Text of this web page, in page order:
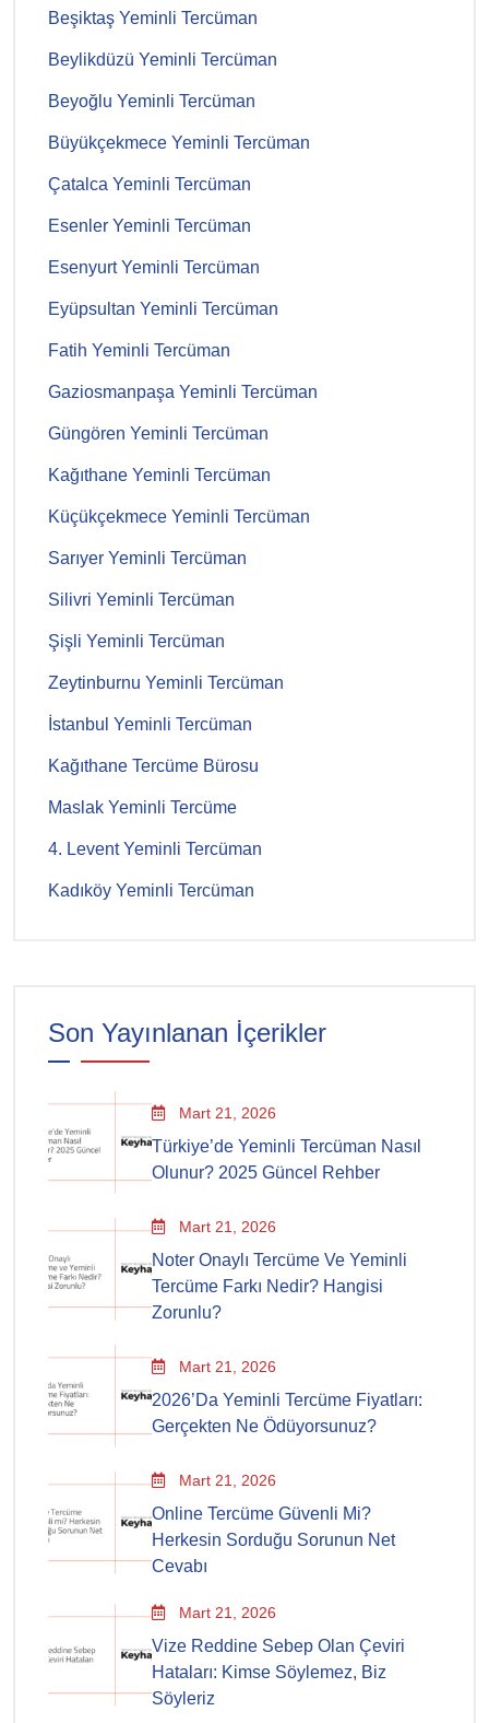
Beşiktaş Yeminli Tercüman
Beylikdüzü Yeminli Tercüman
Beyoğlu Yeminli Tercüman
Büyükçekmece Yeminli Tercüman
Çatalca Yeminli Tercüman
Esenler Yeminli Tercüman
Esenyurt Yeminli Tercüman
Eyüpsultan Yeminli Tercüman
Fatih Yeminli Tercüman
Gaziosmanpaşa Yeminli Tercüman
Güngören Yeminli Tercüman
Kağıthane Yeminli Tercüman
Küçükçekmece Yeminli Tercüman
Sarıyer Yeminli Tercüman
Silivri Yeminli Tercüman
Şişli Yeminli Tercüman
Zeytinburnu Yeminli Tercüman
İstanbul Yeminli Tercüman
Kağıthane Tercüme Bürosu
Maslak Yeminli Tercüme
4. Levent Yeminli Tercüman
Kadıköy Yeminli Tercüman
Son Yayınlanan İçerikler
Mart 21, 2026
Türkiye’de Yeminli Tercüman Nasıl
Olunur? 2025 Güncel Rehber
Mart 21, 2026
Noter Onaylı Tercüme Ve Yeminli
Tercüme Farkı Nedir? Hangisi
Zorunlu?
Mart 21, 2026
2026’da Yeminli Tercüme Fiyatları:
Gerçekten Ne Ödüyorsunuz?
Mart 21, 2026
Online Tercüme Güvenli Mi?
Herkesin Sorduğu Sorunun Net
Cevabı
Mart 21, 2026
Vize Reddine Sebep Olan Çeviri
Hataları: Kimse Söylemez, Biz
Söyleriz